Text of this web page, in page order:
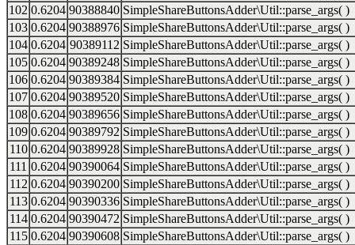
102 0.6204 90388840 SimpleShareButtonsAdder\Util::parse_args( )
103 0.6204 90388976 SimpleShareButtonsAdder\Util::parse_args( )
104 0.6204 90389112 SimpleShareButtonsAdder\Util::parse_args( )
105 0.6204 90389248 SimpleShareButtonsAdder\Util::parse_args( )
106 0.6204 90389384 SimpleShareButtonsAdder\Util::parse_args( )
107 0.6204 90389520 SimpleShareButtonsAdder\Util::parse_args( )
108 0.6204 90389656 SimpleShareButtonsAdder\Util::parse_args( )
109 0.6204 90389792 SimpleShareButtonsAdder\Util::parse_args( )
110 0.6204 90389928 SimpleShareButtonsAdder\Util::parse_args( )
111 0.6204 90390064 SimpleShareButtonsAdder\Util::parse_args( )
112 0.6204 90390200 SimpleShareButtonsAdder\Util::parse_args( )
113 0.6204 90390336 SimpleShareButtonsAdder\Util::parse_args( )
114 0.6204 90390472 SimpleShareButtonsAdder\Util::parse_args( )
115 0.6204 90390608 SimpleShareButtonsAdder\Util::parse_args( )